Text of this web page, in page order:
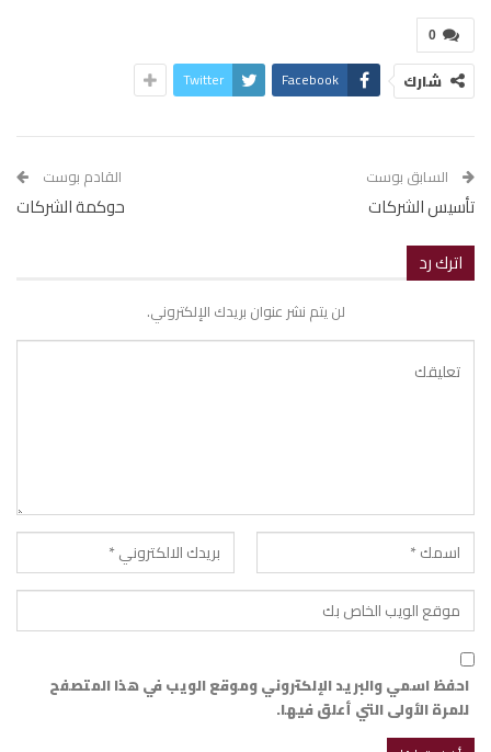
0
شارك Facebook
Twitter
السابق بوست
تأسيس الشركات
القادم بوست
حوكمة الشركات
اترك رد
لن يتم نشر عنوان بريدك الإلكتروني.
احفظ اسمي والبريد الإلكتروني وموقع الويب في هذا المتصفح
للمرة الأولى التي أعلق فيها.